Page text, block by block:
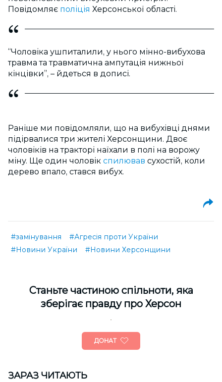
Повідомляє поліція Херсонської області.
“Чоловіка ушпиталили, у нього мінно-вибухова
травма та травматична ампутація нижньої
кінцівки”, – йдеться в дописі.
Раніше ми повідомляли, що на вибухівці днями
підірвалися три жителі Херсонщини. Двоє
чоловіків на тракторі наїхали в полі на ворожу
міну. Ще один чоловік спилював сухостій, коли
дерево впало, стався вибух.
#замінування
#Агресія проти України
#Новини України
#Новини Херсонщини
Cтаньте частиною спільноти, яка
зберігає правду про Херсон
ДОНАТ
ЗАРАЗ ЧИТАЮТЬ